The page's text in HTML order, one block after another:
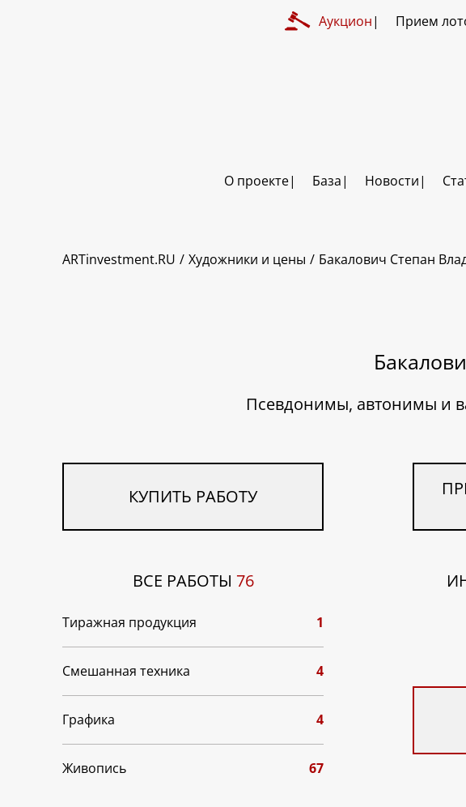
Аукцион Прием
О проекте База Новости
ARTinvestment.RU Художники и цены Бакалович Степан
Псевдонимы, автонимы и
КУПИТЬ РАБОТУ
ВСЕ РАБОТЫ 76
Тиражная продукция 1
Смешанная техника 4
Графика 4
Живопись 67